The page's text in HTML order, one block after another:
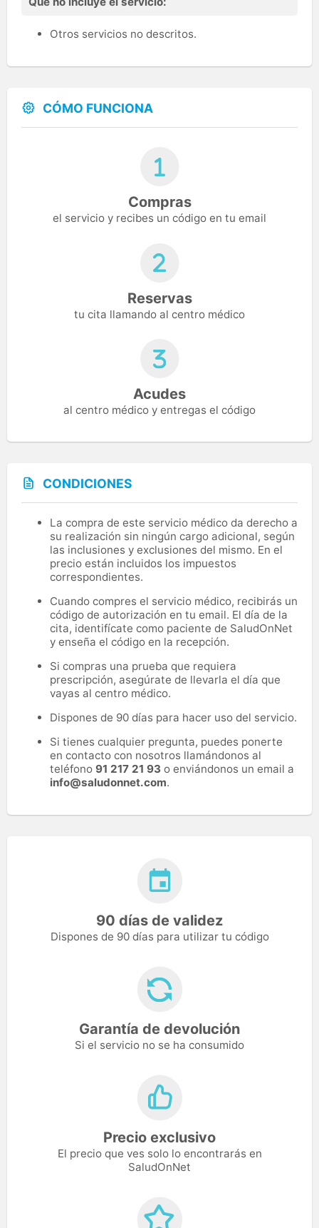
Otros servicios no descritos.
CÓMO FUNCIONA
Compras
el servicio y recibes un código en tu email
Reservas
tu cita llamando al centro médico
Acudes
al centro médico y entregas el código
CONDICIONES
La compra de este servicio médico da derecho a
su realización sin ningún cargo adicional, según
las inclusiones y exclusiones del mismo. En el
precio están incluidos los impuestos
correspondientes.
Cuando compres el servicio médico, recibirás un
código de autorización en tu email. El día de la
cita, identifícate como paciente de SaludOnNet
y enseña el código en la recepción.
Si compras una prueba que requiera
prescripción, asegúrate de llevarla el día que
vayas al centro médico.
Dispones de 90 días para hacer uso del servicio.
Si tienes cualquier pregunta, puedes ponerte
en contacto con nosotros llamándonos al
teléfono 91 217 21 93 o enviándonos un email a
info@saludonnet.com.
90 días de validez
Dispones de 90 días para utilizar tu código
Garantía de devolución
Si el servicio no se ha consumido
Precio exclusivo
El precio que ves solo lo encontrarás en
SaludOnNet